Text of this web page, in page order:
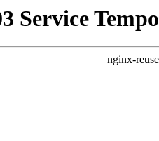
Service
nginx-